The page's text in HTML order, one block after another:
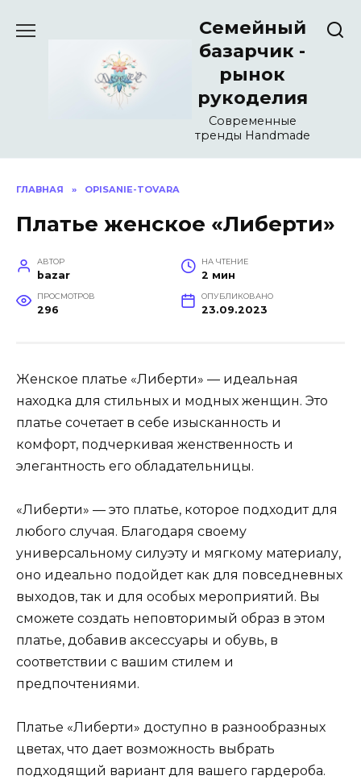
Семейный
базарчик -
рынок
рукоделия
Современные
тренды Handmade
ГЛАВНАЯ » OPISANIE-TOVARA
Платье женское «Либерти»
АВТОР
bazar
НА ЧТЕНИЕ
2 мин
ПРОСМОТРОВ
296
ОПУБЛИКОВАНО
23.09.2023
Женское платье «Либерти» — идеальная
находка для стильных и модных женщин. Это
платье сочетает в себе изысканность и
комфорт, подчеркивая женственность и
элегантность его обладательницы.
«Либерти» — это платье, которое подходит для
любого случая. Благодаря своему
универсальному силуэту и мягкому материалу,
оно идеально подойдет как для повседневных
выходов, так и для особых мероприятий. Вы
сможете создать неповторимый образ в этом
платье, добавив аксессуары и обувь, в
соответствии с вашим стилем и
предпочтениями.
Платье «Либерти» доступно в разнообразных
цветах, что дает возможность выбрать
подходящий вариант для вашего гардероба.